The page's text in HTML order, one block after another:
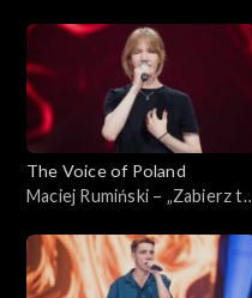
zestarzejemy się”; „The
Voice of Poland”, Bitwy, 12
października 2024
The Voice of Poland
Maciej Rumiński – „Zabierz tę
Poland”, Przesłuchania w
ciemno, 5 października 2024